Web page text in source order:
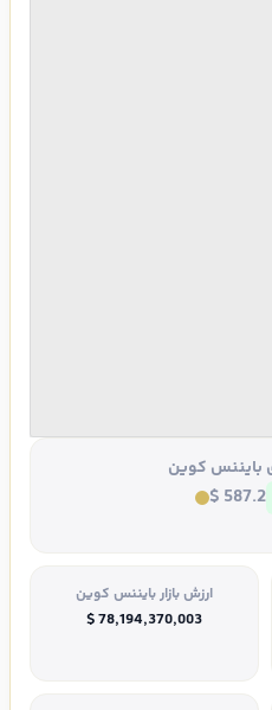
بایننس کوین
$ 587.2
ارزش بازار بایننس کوین
$ 78,194,370,003